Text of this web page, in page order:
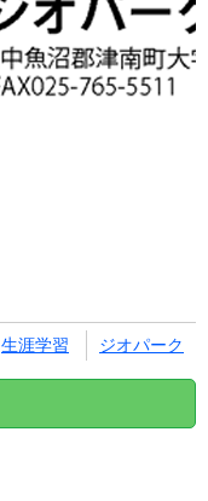
生涯学習 ジオパーク